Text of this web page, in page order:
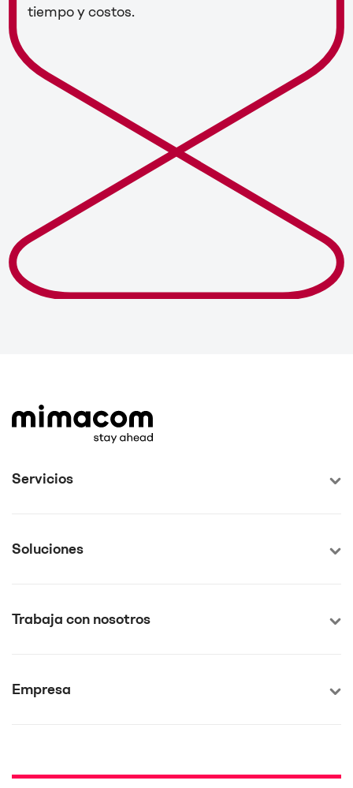
tiempo y costos.
Servicios
Soluciones
Trabaja con nosotros
Empresa